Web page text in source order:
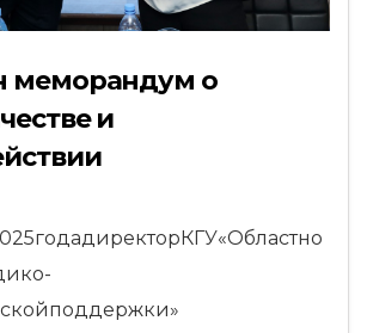
меморандум о
и